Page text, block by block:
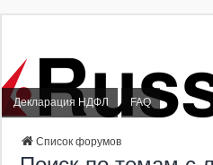
Декларация НДФЛ FAQ
Список форумов